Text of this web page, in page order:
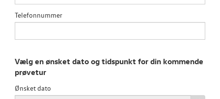
CALIFORNIA
VÆRKSTED
Telefonnummer
Vælg en ønsket dato og tidspunkt for din kommende
prøvetur
Ønsket dato